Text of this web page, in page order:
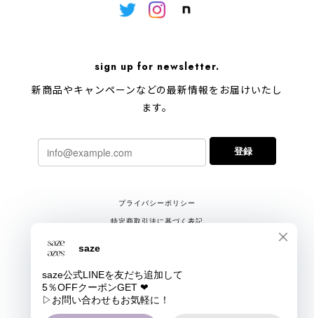
sign up for newsletter.
新商品やキャンペーンなどの最新情報をお届けいたし
ます。
登録
プライバシーポリシー
特定商取引法に基づく表記